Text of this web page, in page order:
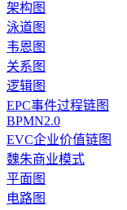
架构图
泳道图
韦恩图
关系图
逻辑图
EPC事件过程链图
BPMN2.0
EVC企业价值链图
魏朱商业模式
平面图
电路图